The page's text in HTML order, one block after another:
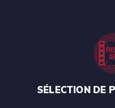
SÉLECTION DE